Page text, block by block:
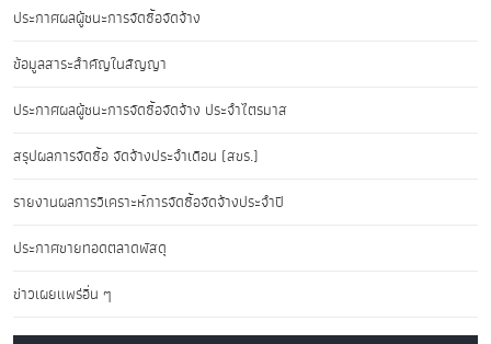
ประกาศผลผู้ชนะการจัดซื้อจัดจ้าง
ข้อมูลสาระสำคัญในสัญญา
ประกาศผลผู้ชนะการจัดซื้อจัดจ้าง ประจำไตรมาส
สรุปผลการจัดซื้อ จัดจ้างประจำเดือน (สขร.)
รายงานผลการวิเคราะห์การจัดซื้อจัดจ้างประจำปี
ประกาศขายทอดตลาดพัสดุ
ข่าวเผยแพร่อื่น ๆ